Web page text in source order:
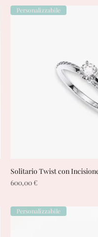
Vista
Personalizzabile
Solitario Twist con
Prezzo
600,00 €
Personalizzabile